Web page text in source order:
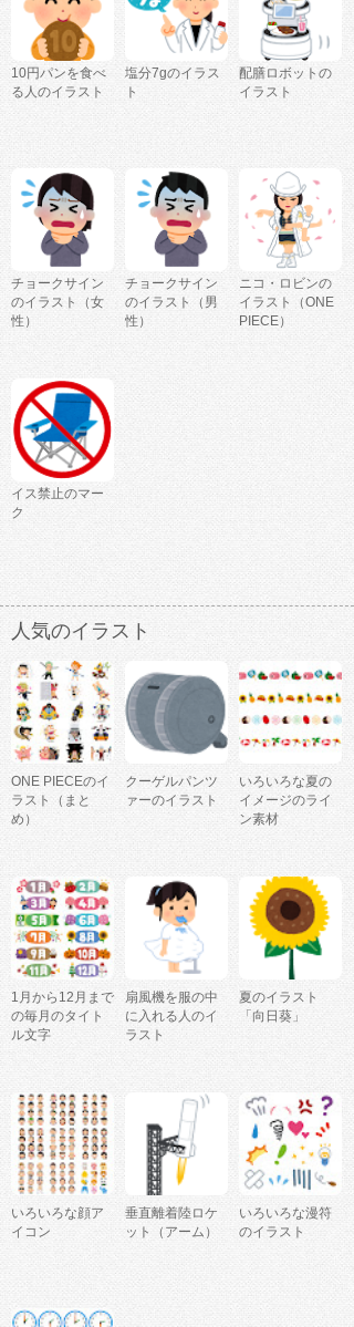
10円パンを食べ
る人のイラスト
塩分7gのイラス
ト
配膳ロボットの
イラスト
チョークサイン
のイラスト（女
性）
チョークサイン
のイラスト（男
性）
ニコ・ロビンの
イラスト（ONE
PIECE）
イス禁止のマー
ク
人気のイラスト
ONE PIECEのイ
ラスト（まと
め）
クーゲルパンツ
ァーのイラスト
いろいろな夏の
イメージのライ
ン素材
1月から12月まで
の毎月のタイト
ル文字
扇風機を服の中
に入れる人のイ
ラスト
夏のイラスト
「向日葵」
いろいろな顔ア
イコン
垂直離着陸ロケ
ット（アーム）
いろいろな漫符
のイラスト